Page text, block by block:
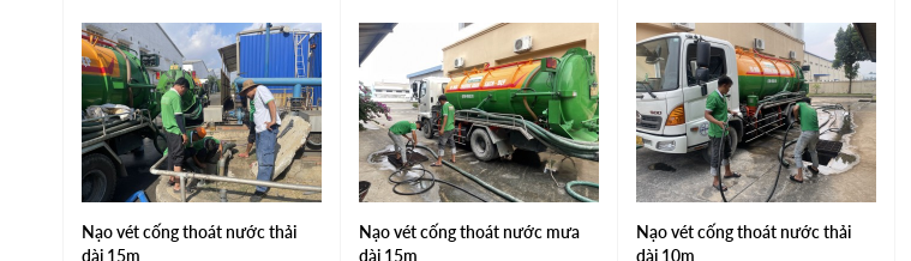
Nạo vét cống thoát nước thải
dài 15m
Nạo vét cống thoát nước mưa
dài 15m
Nạo vét cống thoát nước thải
dài 10m